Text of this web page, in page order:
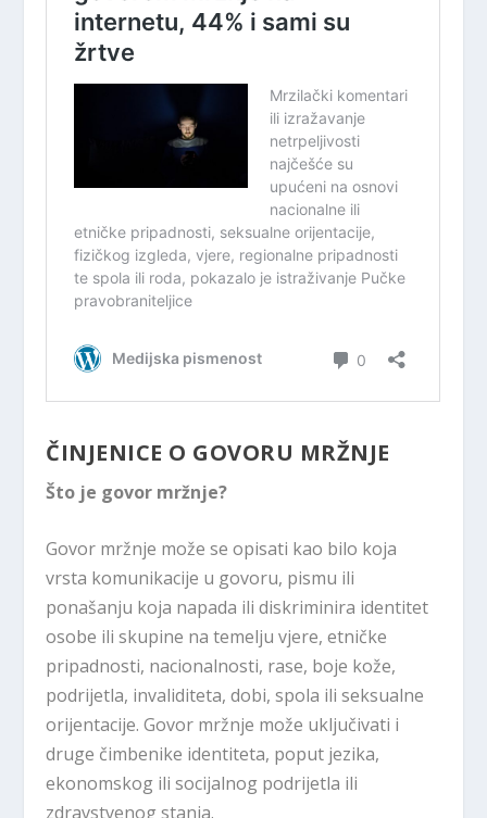
ČINJENICE O GOVORU MRŽNJE
Što je govor mržnje?
Govor mržnje može se opisati kao bilo koja
vrsta komunikacije u govoru, pismu ili
ponašanju koja napada ili diskriminira identitet
osobe ili skupine na temelju vjere, etničke
pripadnosti, nacionalnosti, rase, boje kože,
podrijetla, invaliditeta, dobi, spola ili seksualne
orijentacije. Govor mržnje može uključivati i
druge čimbenike identiteta, poput jezika,
ekonomskog ili socijalnog podrijetla ili
zdravstvenog stanja.